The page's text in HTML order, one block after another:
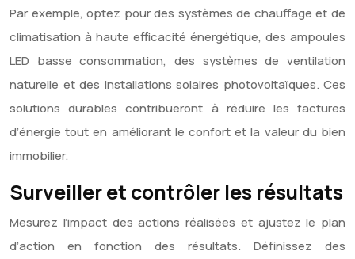
Par exemple, optez pour des systèmes de chauffage et de
climatisation à haute efficacité énergétique, des ampoules
LED basse consommation, des systèmes de ventilation
naturelle et des installations solaires photovoltaïques. Ces
solutions durables contribueront à réduire les factures
d’énergie tout en améliorant le confort et la valeur du bien
immobilier.
Surveiller et contrôler les résultats
Mesurez l’impact des actions réalisées et ajustez le plan
d’action en fonction des résultats. Définissez des